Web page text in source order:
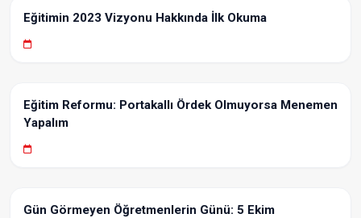
Eğitimin 2023 Vizyonu Hakkında İlk Okuma
Eğitim Reformu: Portakallı Ördek Olmuyorsa Menemen
Yapalım
Gün Görmeyen Öğretmenlerin Günü: 5 Ekim